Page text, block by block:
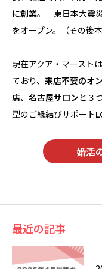
に創業。 東日本大震
をオープン。（その後
現在アクア・マースト
ており、 来店不要のオ
店、名古屋サロンと３
型のご縁結びサポート
婚活
最近の記事